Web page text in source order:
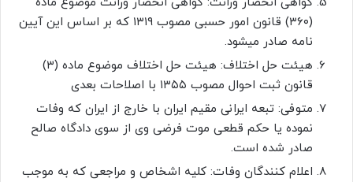
(۳۶۰) قانون امور حسبی مصوب ۱۳۱۹ که بر اساس این آیین
نامه صادر میشود.
هیئت حل اختلاف: هیئت حل اختلاف موضوع ماده (۳)
قانون ثبت احوال مصوب ۱۳۵۵ با اصلاحات بعدی
متوفی: تبعه ایرانی مقیم ایران با خارج از ایران که وفات
نموده یا حکم قطعی موت فرضی وی از سوی دادگاه صالح
صادر شده است.
اعلام کنندگان وفات: کلیه اشخاص و مراجعی که به موجب